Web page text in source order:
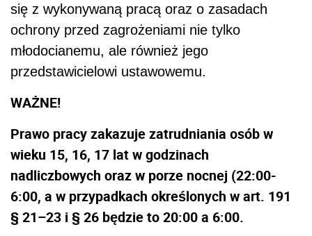
się z wykonywaną pracą oraz o zasadach
ochrony przed zagrożeniami nie tylko
młodocianemu, ale również jego
przedstawicielowi ustawowemu.
WAŻNE!
Prawo pracy zakazuje zatrudniania osób w
wieku 15, 16, 17 lat w godzinach
nadliczbowych oraz w porze nocnej (22:00-
6:00, a w przypadkach określonych w art. 191
§ 21–23 i § 26 będzie to 20:00 a 6:00.